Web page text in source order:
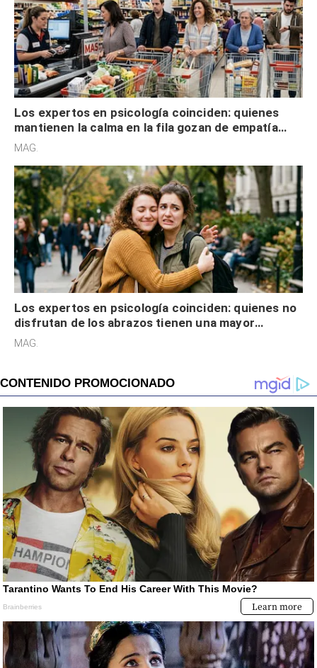
Los expertos en psicología coinciden: quienes
mantienen la calma en la fila gozan de empatía
cognitiva, gratitud y no solo tienen autocontrol
MAG.
Los expertos en psicología coinciden: quienes no
disfrutan de los abrazos tienen una mayor
sensibilidad a los estímulos físicos y no es por
MAG.